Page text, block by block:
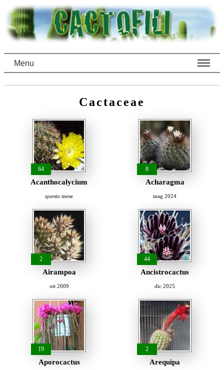
Menu
Cactaceae
64
Acanthocalycium
questo mese
8
Acharagma
mag 2024
2
Airampoa
ott 2009
44
Ancistrocactus
dic 2025
19
Aporocactus
2
Arequipa